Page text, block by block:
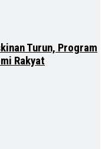
Turun, Program
Rakyat